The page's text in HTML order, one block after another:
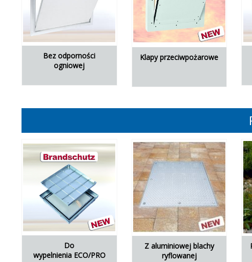
Bez odporności
ogniowej
Klapy przeciwpożarowe
Do
wypelnienia ECO/PRO
Z aluminiowej blachy
ryflowanej